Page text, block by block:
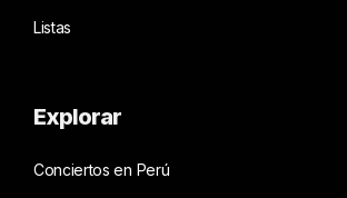
Listas
Explorar
Conciertos en Perú